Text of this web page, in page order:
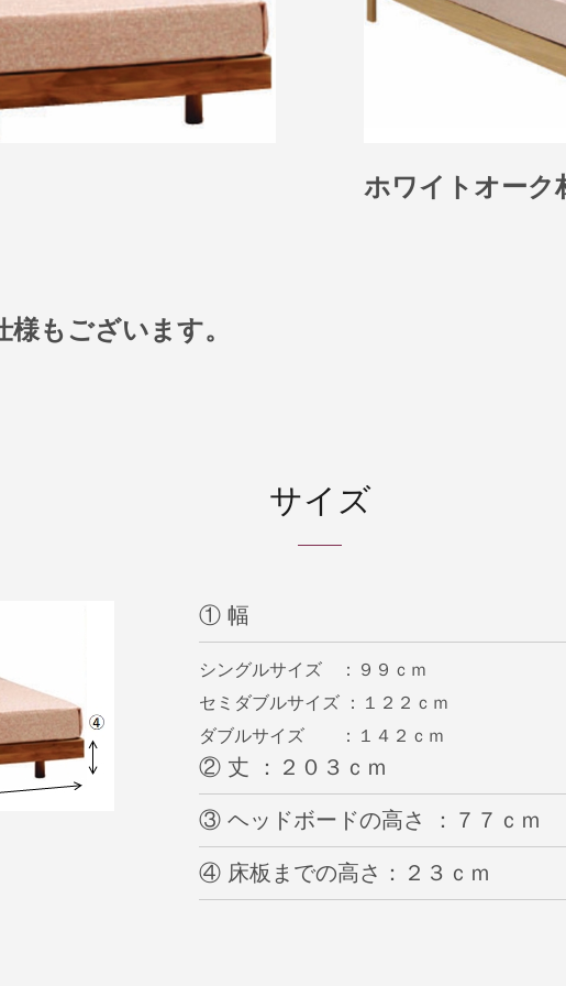
ホワイトオーク
もございます。
サイズ
① 幅
シングルサイズ ：９９ｃｍ
セミダブルサイズ ：１２２ｃｍ
ダブルサイズ ：１４２ｃｍ
② 丈 ：２０３ｃｍ
③ ヘッドボードの高さ ：７７ｃｍ
④ 床板までの高さ：２３ｃｍ